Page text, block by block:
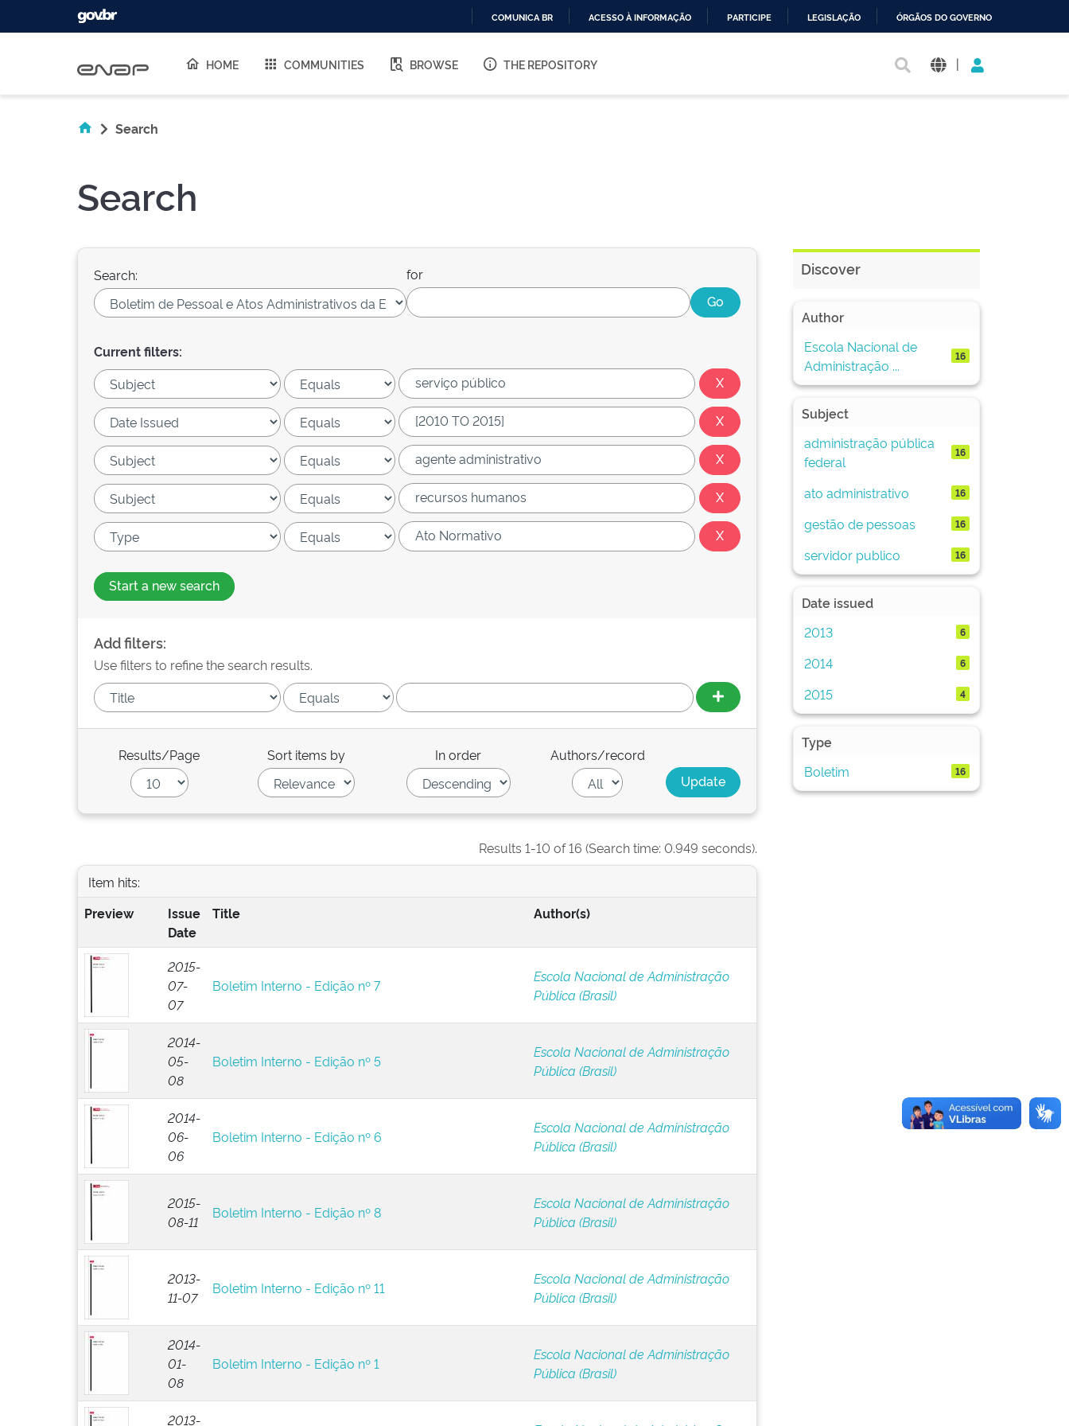
O
COMUNICA BR ACESSO À INFORMAÇÃO PARTICIPE LEGISLAÇÃO ÓRGÃOS DO GOVERNO
HOME COMMUNITIES BROWSE THE REPOSITORY |
Search
Search
Search: for
Current filters:
Start a new search
Add filters:
Use filters to refine the search results.
Results/Page Sort items by In order Authors/record
Results 1-10 of 16 (Search time: 0.949 seconds).
Item hits:
Preview
Issue
Date
Title Author(s)
2015-
07-
07
Boletim Interno - Edição nº 7
Escola Nacional de Administração
Pública (Brasil)
2014-
05-
08
Boletim Interno - Edição nº 5
Escola Nacional de Administração
Pública (Brasil)
2014-
06-
06
Boletim Interno - Edição nº 6
Escola Nacional de Administração
Pública (Brasil)
2015-
08-11
Boletim Interno - Edição nº 8
Escola Nacional de Administração
Pública (Brasil)
2013-
11-07
Boletim Interno - Edição nº 11
Escola Nacional de Administração
Pública (Brasil)
2014-
01-
08
Boletim Interno - Edição nº 1
Escola Nacional de Administração
Pública (Brasil)
2013-
Discover
Author
Escola Nacional de
Administração ...
16
Subject
administração pública
federal
16
ato administrativo 16
gestão de pessoas 16
servidor publico 16
Date issued
2013
6
2014 6
2015 4
Type
Boletim
16